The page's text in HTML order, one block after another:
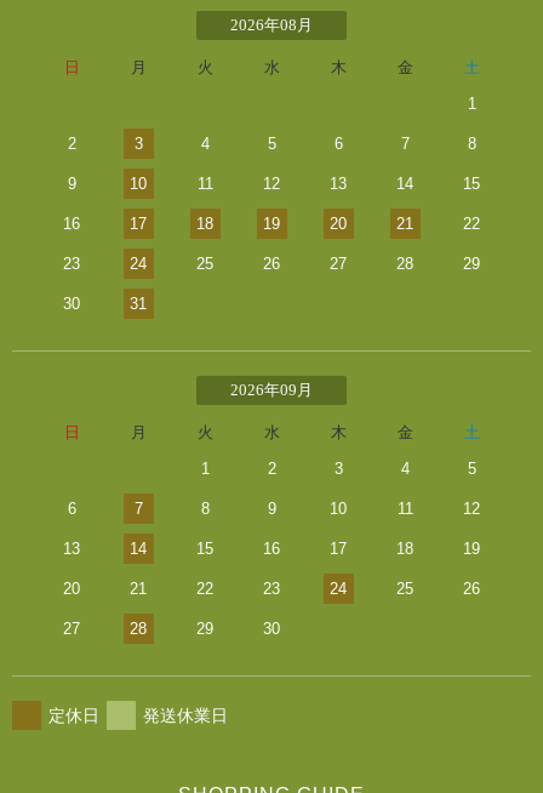
2026年08月
日 月 火 水 木 金
土
1
2 3 4 5 6 7 8
9 10 11 12 13 14 15
16 17 18 19 20 21 22
23 24 25 26 27 28 29
30 31
2026年09月
日 月 火 水 木 金
土
1
2 3 4 5
6 7 8 9 10 11 12
13 14 15 16 17 18 19
20 21 22 23 24 25 26
27 28 29 30
定休日 発送休業日